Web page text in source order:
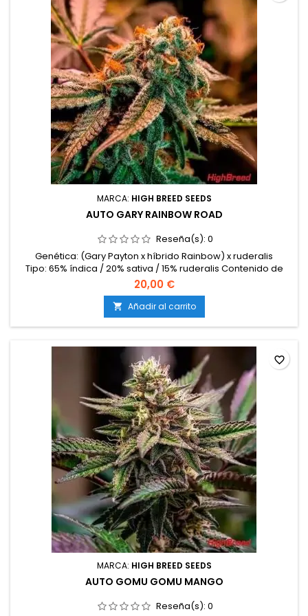
MARCA: HIGH BREED SEEDS
AUTO GARY RAINBOW ROAD
Reseña(s): 0
Genética: (Gary Payton x híbrido Rainbow) x ruderalis
Tipo: 65% índica / 20% sativa / 15% ruderalis Contenido de
THC: Hasta 23% Ciclo completo: 9 – 10 semanas desde la
germinación Producción en interior: 450 – 550 g/m²
Producción en exterior: 80 – 150 g/planta Altura: 70 – 120 cm
en interior; hasta 140 cm en exterior Aromas y sabores: Dulce,
afrutado,...
20,00 €
 Añadir al carrito
MARCA: HIGH BREED SEEDS
AUTO GOMU GOMU MANGO
Reseña(s): 0
favorite_border